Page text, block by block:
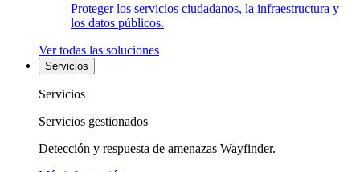
Proteger los servicios ciudadanos, la infraestructura y
los datos públicos.
Ver todas las soluciones
Servicios
Servicios
Servicios gestionados
Detección y respuesta de amenazas Wayfinder.